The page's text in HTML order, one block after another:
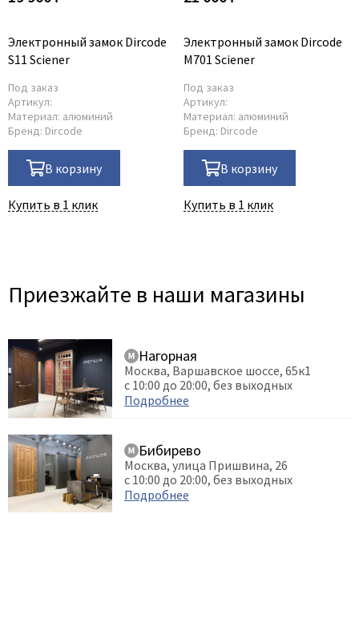
AGB
Aldeghi Luigi
Alvero
Armadillo
Aurum Doors
Belwooddoors
Bussare
Comaglio
Covali
Dircode
Eclisse
El Porta
Fantom
Fimet
Fratelli Cattini
Электронный замок Dircode
S11 Sciener
Под заказ
Артикул:
Материал: алюминий
Бренд: Dircode
В корзину
Купить в 1 клик
Электронный замок Dircode
М701 Sciener
Под заказ
Артикул:
Материал: алюминий
Бренд: Dircode
В корзину
Купить в 1 клик
Приезжайте в наши магазины
Нагорная
Москва, Варшавское шоссе, 65к1
с 10:00 до 20:00, без выходных
Подробнее
Бибирево
Москва, улица Пришвина, 26
с 10:00 до 20:00, без выходных
Подробнее